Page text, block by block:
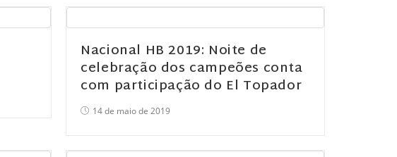
Nacional HB 2019: Noite de
celebração dos campeões conta
com participação do El Topador
14 de maio de 2019